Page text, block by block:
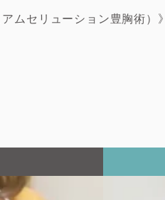
ムセリューション豊胸術）》